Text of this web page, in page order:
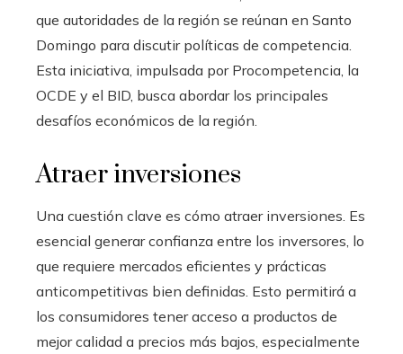
que autoridades de la región se reúnan en Santo
Domingo para discutir políticas de competencia.
Esta iniciativa, impulsada por Procompetencia, la
OCDE y el BID, busca abordar los principales
desafíos económicos de la región.
Atraer inversiones
Una cuestión clave es cómo atraer inversiones. Es
esencial generar confianza entre los inversores, lo
que requiere mercados eficientes y prácticas
anticompetitivas bien definidas. Esto permitirá a
los consumidores tener acceso a productos de
mejor calidad a precios más bajos, especialmente